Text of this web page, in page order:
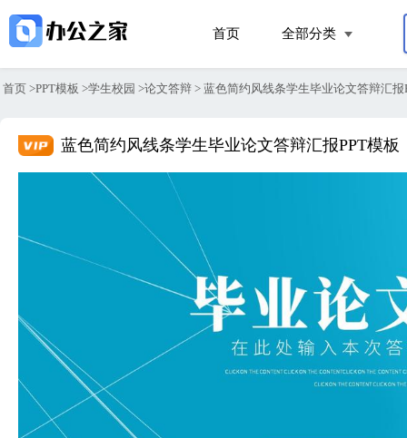
首页 全部分类
首页 >PPT模板 >学生校园 >论文答辩 > 蓝色简约风线条学生毕业论文答辩汇报
蓝色简约风线条学生毕业论文答辩汇报PPT模板